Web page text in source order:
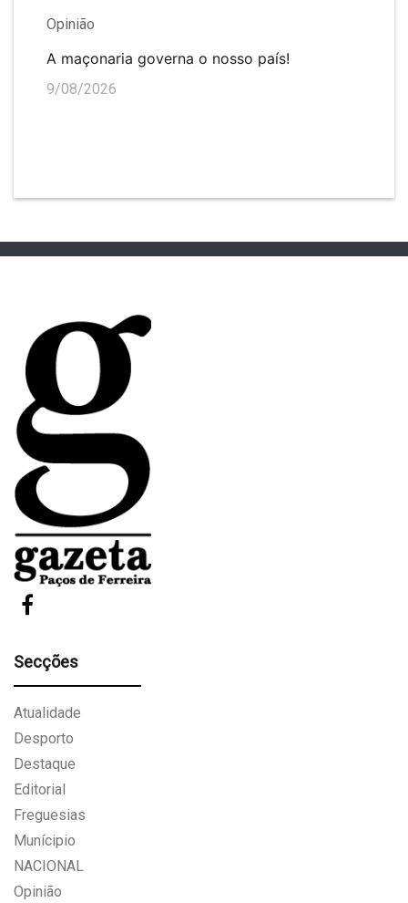
Opinião
A maçonaria governa o nosso país!
9/08/2026
Secções
Atualidade
Desporto
Destaque
Editorial
Freguesias
Munícipio
NACIONAL
Opinião